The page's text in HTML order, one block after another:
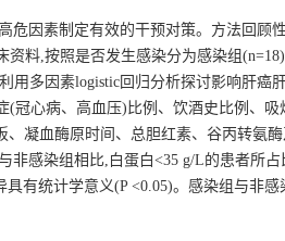
危因素制定有效的干预对策。方法回顾
料,按照是否发生感染分为感染组
用多因素logistic回归分析探讨影响肝癌
冠心病、高血压)比例、饮酒史比例、吸
凝血酶原时间、总胆红素、谷丙转氨
非感染组相比,白蛋白<35 g/L的患者所
有统计学意义(P <0.05)。感染组与非